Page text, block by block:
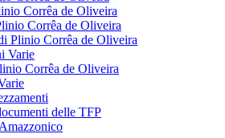
Corrêa de Oliveira
Corrêa de Oliveira
Plinio Corrêa de Oliveira
Varie
Corrêa de Oliveira
delle TFP